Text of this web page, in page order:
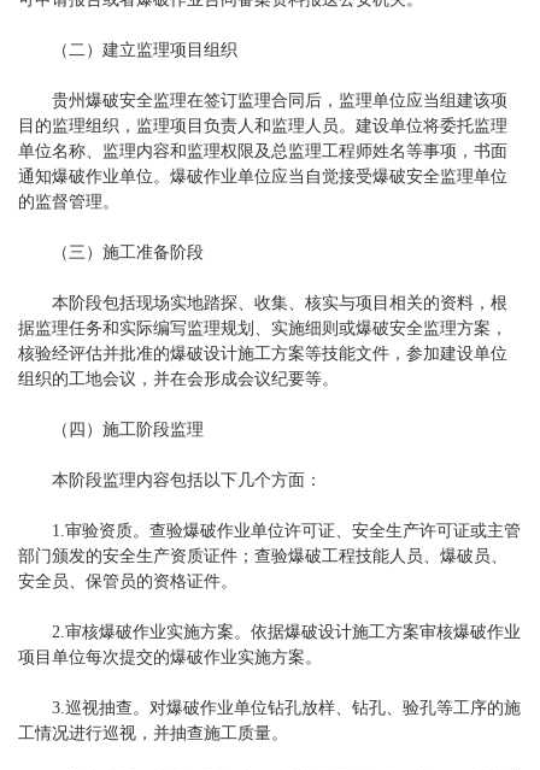
（二）建立监理项目组织
贵州爆破安全监理在签订监理合同后，监理单位应当组建该项
目的监理组织，监理项目负责人和监理人员。建设单位将委托监理
单位名称、监理内容和监理权限及总监理工程师姓名等事项，书面
通知爆破作业单位。爆破作业单位应当自觉接受爆破安全监理单位
的监督管理。
（三）施工准备阶段
本阶段包括现场实地踏探、收集、核实与项目相关的资料，根
据监理任务和实际编写监理规划、实施细则或爆破安全监理方案，
核验经评估并批准的爆破设计施工方案等技能文件，参加建设单位
组织的工地会议，并在会形成会议纪要等。
（四）施工阶段监理
本阶段监理内容包括以下几个方面：
1.审验资质。查验爆破作业单位许可证、安全生产许可证或主管
部门颁发的安全生产资质证件；查验爆破工程技能人员、爆破员、
安全员、保管员的资格证件。
2.审核爆破作业实施方案。依据爆破设计施工方案审核爆破作业
项目单位每次提交的爆破作业实施方案。
3.巡视抽查。对爆破作业单位钻孔放样、钻孔、验孔等工序的施
工情况进行巡视，并抽查施工质量。